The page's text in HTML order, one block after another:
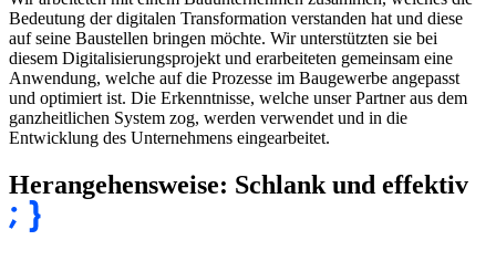
Bedeutung der digitalen Transformation verstanden hat und diese
auf seine Baustellen bringen möchte. Wir unterstützten sie bei
diesem Digitalisierungsprojekt und erarbeiteten gemeinsam eine
Anwendung, welche auf die Prozesse im Baugewerbe angepasst
und optimiert ist. Die Erkenntnisse, welche unser Partner aus dem
ganzheitlichen System zog, werden verwendet und in die
Entwicklung des Unternehmens eingearbeitet.
Herangehensweise: Schlank und effektiv